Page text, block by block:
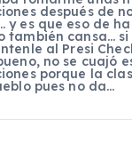
después de
y es que eso de
también cansa… si
al Presi
no se cuajó
porque la
pues no da…